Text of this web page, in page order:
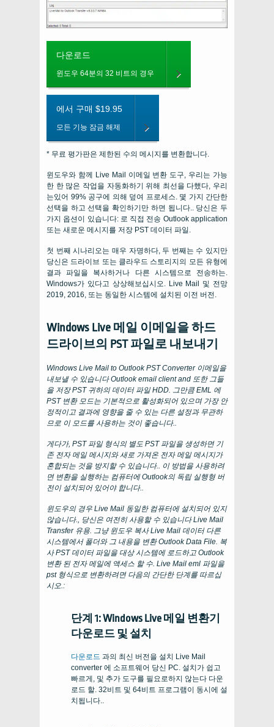
다운로드
윈도우 64분의 32 비트의 경우
에서 구매 $19.95
모든 기능 잠금 해제
* 무료 평가판은 제한된 수의 메시지를 변환합니다.
윈도우와 함께 Live Mail
이메일 변환 도구, 우리는 가능
한 한 많은 작업을 자동화하기 위해 최선을 다했다, 우리
는있어 99% 공구에 의해 덮여 프로세스. 몇 가지 간단한
선택을 하고 선택을 확인하기만 하면 됩니다.. 당신은 두
가지 옵션이 있습니다: 로 직접 전송 Outlook application
또는 새로운 메시지를 저장 PST 데이터 파일.
첫 번째 시나리오는 매우 자명하다, 두 번째는 수 있지만
당신은 드라이브 또는 클라우드 스토리지의 모든 유형에
결과 파일을 복사하거나 다른 시스템으로 전송하는.
Windows가 있다고 상상해보십시오. Live Mail
및 전망
2019, 2016, 또는 동일한 시스템에 설치된 이전 버전.
Windows Live 메일 이메일을 하드
드라이브의 PST 파일로 내보내기
Windows Live Mail to Outlook PST Converter이메일을
내보낼 수 있습니다Outlook email client and 또한 그들
을 저장PST귀하의 데이터 파일HDD. 그만큼EML 에
PST변환 모드는 기본적으로 활성화되어 있으며 가장 안
정적이고 결과에 영향을 줄 수 있는 다른 설정과 무관하
므로 이 모드를 사용하는 것이 좋습니다..
게다가, PST 파일 형식의 별도 PST 파일을 생성하면 기
존 전자 메일 메시지와 새로 가져온 전자 메일 메시지가
혼합되는 것을 방지할 수 있습니다.. 이 방법을 사용하려
면 변환을 실행하는 컴퓨터에 Outlook의 독립 실행형 버
전이 설치되어 있어야 합니다..
윈도우의 경우 Live Mail 동일한 컴퓨터에 설치되어 있지
않습니다., 당신은 여전히 ​​사용할 수 있습니다Live Mail
Transfer유용. 그냥 윈도우 복사Live Mail 데이터 다른
시스템에서 폴더와 그 내용을 변환Outlook Data File. 복
사PST데이터 파일을 대상 시스템에 로드하고 Outlook
변환 된 전자 메일에 액세스 할 수. Live Mail eml 파일을
pst 형식으로 변환하려면 다음의 간단한 단계를 따르십
시오.:
단계 1: Windows Live 메일 변환기
다운로드 및 설치
다운로드 과의 최신 버전을 설치
Live Mail
converter 에 소프트웨어 당신 PC. 설치가 쉽고
빠르게, 및 추가 도구를 필요로하지 않는다 다운
로드 할. 32비트 및 64비트 프로그램이 동시에 설
치됩니다..